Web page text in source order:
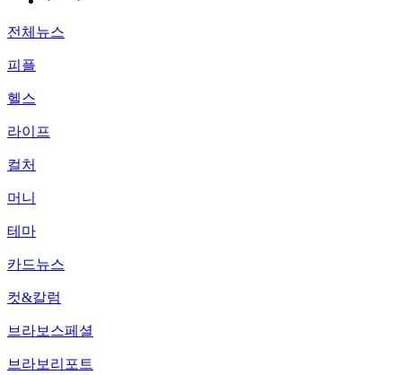
전체뉴스
피플
헬스
라이프
컬처
머니
테마
카드뉴스
컷&칼럼
브라보스페셜
브라보리포트